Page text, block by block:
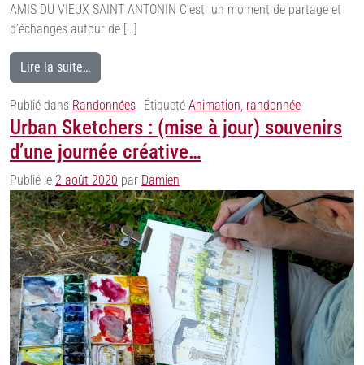
AMIS DU VIEUX SAINT ANTONIN C’est un moment de partage et
d’échanges autour de […]
Lire la suite…
Publié dans Randonnées Étiqueté Animation randonnée
Urban Sketchers : (mise à jour) souvenirs
d’une journée créative…
Publié le 2 août 2020 par Damien